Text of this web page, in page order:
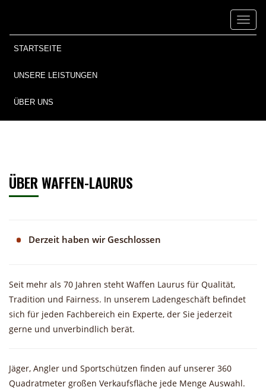
STARTSEITE
UNSERE LEISTUNGEN
ÜBER UNS
ÜBER WAFFEN-LAURUS
Derzeit haben wir Geschlossen
Seit mehr als 70 Jahren steht Waffen Laurus für Qualität,
Tradition und Fairness. In unserem Ladengeschäft befindet
sich für jeden Fachbereich ein Experte, der Sie jederzeit
gerne und unverbindlich berät.
Jäger, Angler und Sportschützen finden auf unserer 360
Quadratmeter großen Verkaufsfläche jede Menge Auswahl.